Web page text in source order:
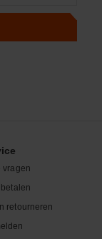
vragen
retourneren